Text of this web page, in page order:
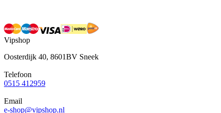
Vipshop
Oosterdijk 40, 8601BV Sneek
Telefoon
0515 412959
Email
e-shop@vipshop.nl